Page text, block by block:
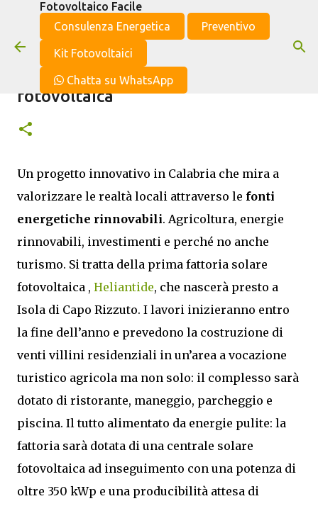
Passa ai contenuti principali
Fotovoltaico Facile
Consulenza Energetica
Preventivo
Kit Fotovoltaici
Chatta su WhatsApp
Heliantide - la prima fattoria
fotovoltaica
Un progetto innovativo in Calabria che mira a
valorizzare le realtà locali attraverso le fonti
energetiche rinnovabili. Agricoltura, energie
rinnovabili, investimenti e perché no anche
turismo. Si tratta della prima fattoria solare
fotovoltaica , Heliantide, che nascerà presto a
Isola di Capo Rizzuto. I lavori inizieranno entro
la fine dell’anno e prevedono la costruzione di
venti villini residenziali in un’area a vocazione
turistico agricola ma non solo: il complesso sarà
dotato di ristorante, maneggio, parcheggio e
piscina. Il tutto alimentato da energie pulite: la
fattoria sarà dotata di una centrale solare
fotovoltaica ad inseguimento con una potenza di
oltre 350 kWp e una producibilità attesa di